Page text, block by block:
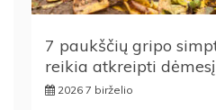
7 paukščių gripo
reikia atkreipti
2026 7 birželio